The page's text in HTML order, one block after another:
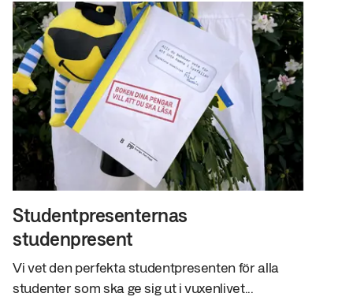
Studentpresenternas
studenpresent
Vi vet den perfekta studentpresenten för alla
studenter som ska ge sig ut i vuxenlivet...